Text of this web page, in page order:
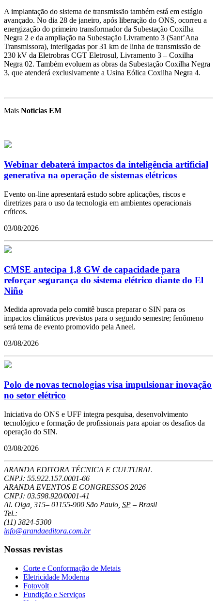
A implantação do sistema de transmissão também está em estágio
avançado. No dia 28 de janeiro, após liberação do ONS, ocorreu a
energização do primeiro transformador da Subestação Coxilha
Negra 2 e da ampliação na Subestação Livramento 3 (Sant’Ana
Transmissora), interligadas por 31 km de linha de transmissão de
230 kV da Eletrobras CGT Eletrosul, Livramento 3 – Coxilha
Negra 02. Também evoluem as obras da Subestação Coxilha Negra
3, que atenderá exclusivamente a Usina Eólica Coxilha Negra 4.
Mais Notícias EM
Webinar debaterá impactos da inteligência artificial
generativa na operação de sistemas elétricos
Evento on-line apresentará estudo sobre aplicações, riscos e
diretrizes para o uso da tecnologia em ambientes operacionais
críticos.
03/08/2026
CMSE antecipa 1,8 GW de capacidade para
reforçar segurança do sistema elétrico diante do El
Niño
Medida aprovada pelo comitê busca preparar o SIN para os
impactos climáticos previstos para o segundo semestre; fenômeno
será tema de evento promovido pela Aneel.
03/08/2026
Polo de novas tecnologias visa impulsionar inovação
no setor elétrico
Iniciativa do ONS e UFF integra pesquisa, desenvolvimento
tecnológico e formação de profissionais para apoiar os desafios da
operação do SIN.
03/08/2026
ARANDA EDITORA TÉCNICA E CULTURAL
CNPJ: 55.922.157.0001-66
ARANDA EVENTOS E CONGRESSOS 2026
CNPJ: 03.598.920/0001-41
Al. Olga, 315– 01155-900 São Paulo SP – Brasil
Tel.:
(11) 3824-5300
info@arandaeditora.com.br
Nossas revistas
Corte e Conformação de Metais
Eletricidade Moderna
Fotovolt
Fundição e Serviços